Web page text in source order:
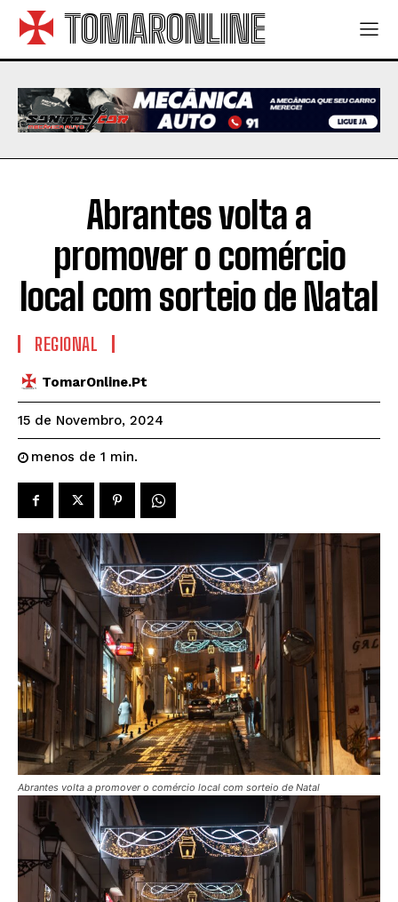
TOMARONLINE
Abrantes volta a
promover o comércio
local com sorteio de Natal
REGIONAL
TomarOnline.pt
15 de Novembro, 2024
menos de 1 min.
Abrantes volta a promover o comércio local com sorteio de Natal